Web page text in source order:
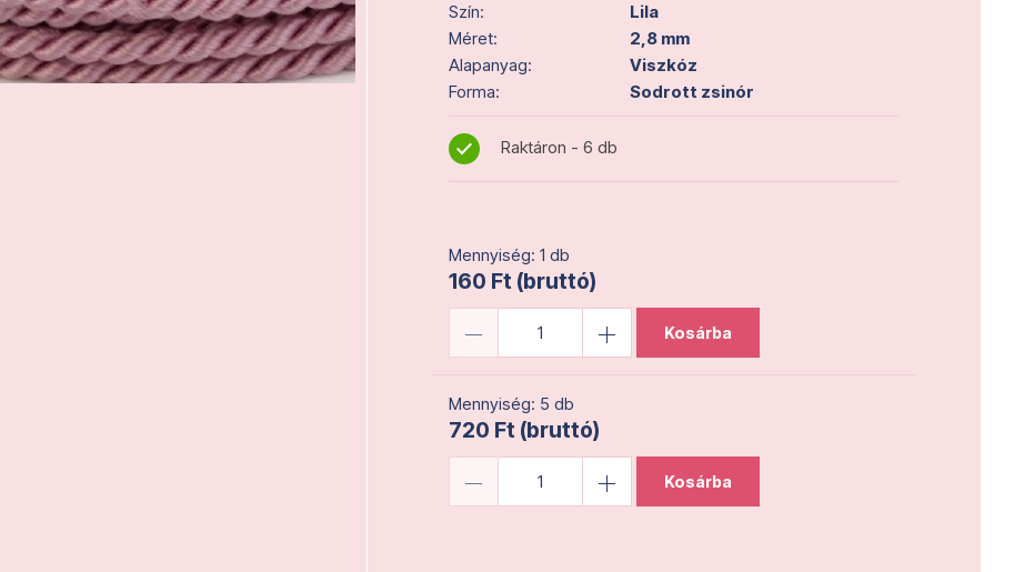
Szín:
Lila
Méret:
2,8 mm
Alapanyag:
Viszkóz
Forma:
Sodrott zsinór
Raktáron - 6 db
Mennyiség: 1 db
160 Ft (bruttó)
Kosárba
Mennyiség: 5 db
720 Ft (bruttó)
Kosárba